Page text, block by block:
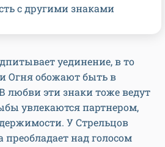
уединение, в то
Огня обожают быть в
любви эти знаки тоже ведут
увлекаются партнером,
У Стрельцов
преобладает над голосом
с другими знаками